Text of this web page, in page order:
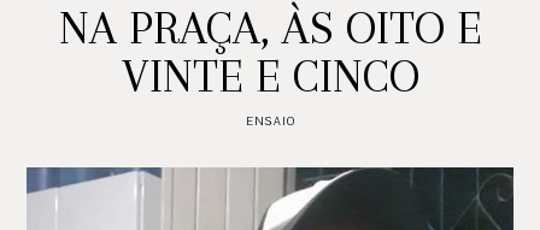
NA PRAÇA, ÀS OITO E
VINTE E CINCO
ENSAIO